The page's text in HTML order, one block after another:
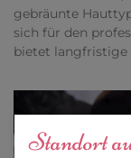
Standort
gebräunte
sich für den
bietet langfristige